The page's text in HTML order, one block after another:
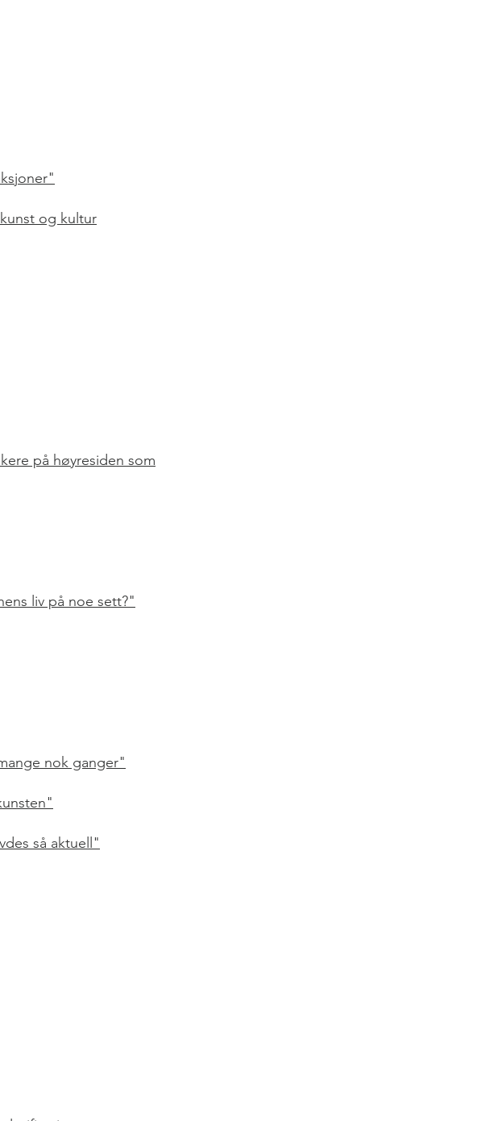
og kultur
på høyresiden som
liv på noe sett?"
nok ganger"
så aktuell"